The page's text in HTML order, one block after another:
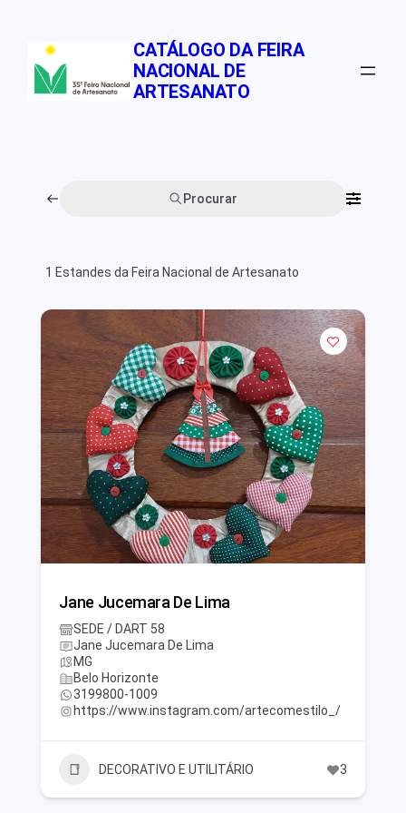
conteúdo
CATÁLOGO DA FEIRA
NACIONAL DE
ARTESANATO
Procurar
1 Estandes da Feira Nacional de Artesanato
Jane Jucemara De Lima
SEDE / DART 58
Jane Jucemara De Lima
MG
Belo Horizonte
3199800-1009
https://www.instagram.com/artecomestilo_/
DECORATIVO E UTILITÁRIO 3